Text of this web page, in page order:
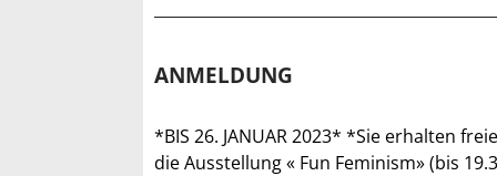
ANMELDUNG
*BIS 26. JANUAR 2023* *Sie erhalten
die Ausstellung « Fun Feminism» (bis